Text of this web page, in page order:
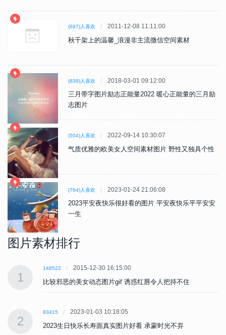
(697)人喜欢 2011-12-08 11:11:00
秋千架上的温馨_浪漫非主流微信空间素材
(839)人喜欢 2018-03-01 09:12:00
三月带字图片励志正能量2022 暖心正能量的三月励
志图片
(504)人喜欢 2022-09-14 10:30:07
气质优雅的欧美女人空间素材图片 野性又独具个性
(764)人喜欢 2023-01-24 21:06:08
2023平安夜快乐很好看的图片 平安夜快乐平平安安
一生
图片素材排行
1
148522 2015-12-30 16:15:00
比较邪恶的美女动态图片gif 诱惑红唇令人把持不住
2
83415 2023-01-03 10:18:05
2023生日快乐长寿面真实图片好看 承蒙时光不弃